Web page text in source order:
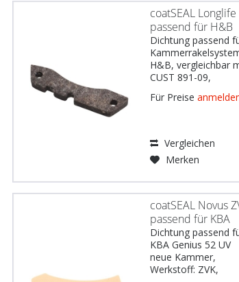
coatSEAL Longlife
passend für H&B
Dichtung passend
H&B, vergleichbar
CUST 891-09,
528 imprägniert,
Gebräuchlich u.a. für:
Koenig &
Bauer Modell RA105
Für Preise
Vergleichen
Merken
coatSEAL Novus
passend für KBA
Dichtung passend
KBA Genius 52 UV
neue Kammer,
Werkstoff: ZVK,